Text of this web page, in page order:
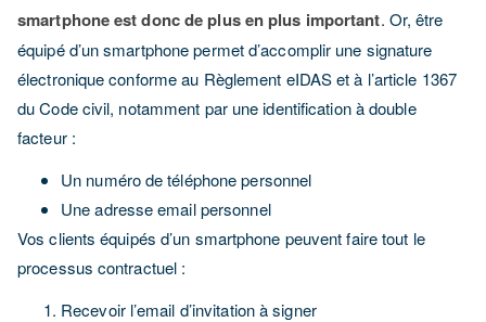
smartphone est donc de plus en plus important. Or, être
équipé d’un smartphone permet d’accomplir une signature
électronique conforme au Règlement eIDAS et à l’article 1367
du Code civil, notamment par une identification à double
facteur :
Un numéro de téléphone personnel
Une adresse email personnel
Vos clients équipés d’un smartphone peuvent faire tout le
processus contractuel :
Recevoir l’email d’invitation à signer